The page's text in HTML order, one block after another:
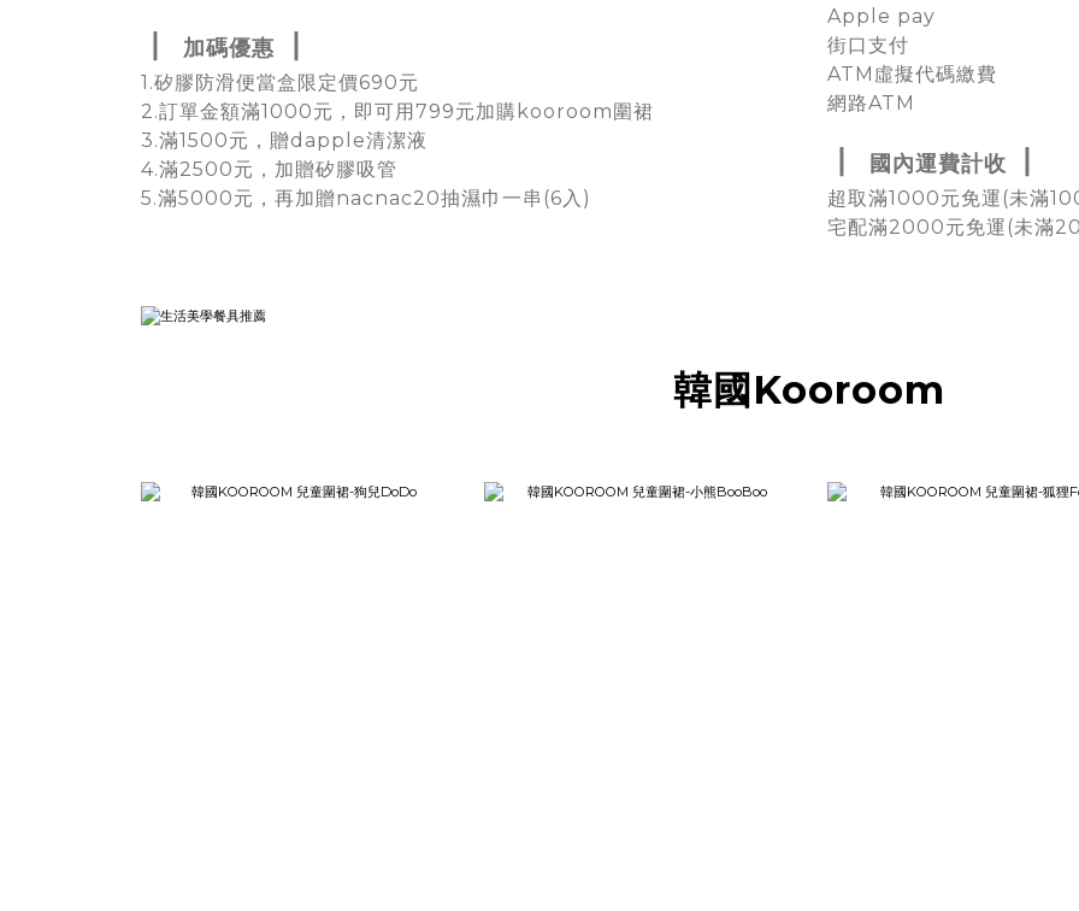
加碼優惠
1.矽膠防滑便當盒限定價690元
2.訂單金額滿1000元，即可用799元加購kooroom圍裙
3.滿1500元，贈dapple清潔液
4.滿2500元，加贈矽膠吸管
5.滿5000元，再加贈nacnac20抽濕巾一串(6入)
Apple pay
街口支付
ATM虛擬代碼繳費
網路ATM
國內運費計收
超取滿1000元免運(未滿
宅配滿2000元免運(未滿
韓國Kooroom